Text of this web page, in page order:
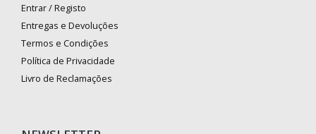
Entrar / Registo
Entregas e Devoluções
Termos e Condições
Política de Privacidade
Livro de Reclamações